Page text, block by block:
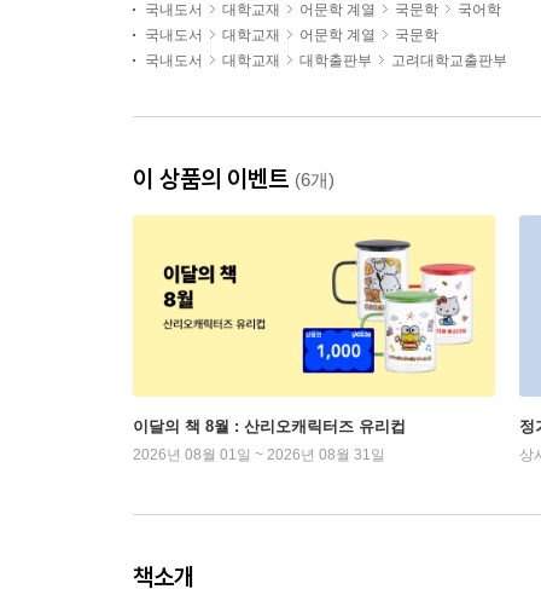
국내도서
대학교재 어문학 계열 국문학
국어학
국내도서
대학교재 어문학 계열
국문학
국내도서
대학교재 대학출판부 고려대학교출판부
이 상품의 이벤트 (6개)
이달의 책 8월 : 산리오캐릭터즈 유리컵
2026년 08월 01일 ~ 2026년 08월 31일
정
상
책소개